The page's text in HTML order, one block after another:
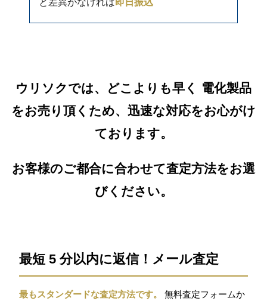
と差異がなければ即日振込
ウリソクでは、どこよりも早く 電化製品
をお売り頂くため、迅速な対応をお心がけ
ております。
お客様のご都合に合わせて査定方法をお選
びください。
最短 5 分以内に返信！メール査定
最もスタンダードな査定方法です。
無料査定フォームか